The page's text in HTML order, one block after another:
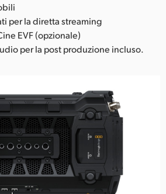
per la diretta streaming
EVF (opzionale)
per la post produzione incluso.